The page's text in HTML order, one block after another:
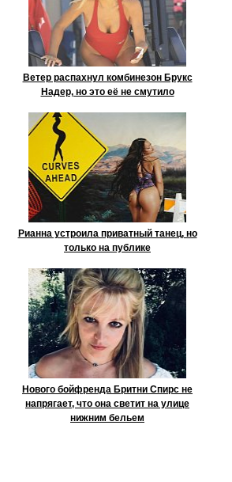
Ветер распахнул комбинезон Брукс
Надер, но это её не смутило
Рианна устроила приватный танец, но
только на публике
Нового бойфренда Бритни Спирс не
напрягает, что она светит на улице
нижним бельем